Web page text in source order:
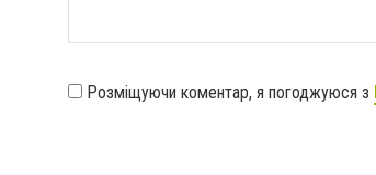
Розміщуючи коментар, я погоджуюся з